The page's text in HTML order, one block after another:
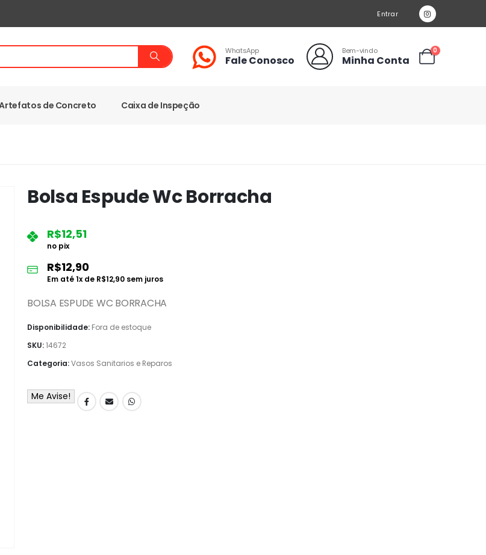
Entrar
WhatsApp
Fale Conosco
Bem-vindo
Minha Conta
0
de Concreto Caixa de Inspeção
Bolsa Espude Wc Borracha
R$12,51
no pix
R$12,90
Em até1x de R$12,90 sem juros
BOLSA ESPUDE WC BORRACHA
Disponibilidade: Fora de estoque
SKU:14672
Categoria:Vasos Sanitarios e Reparos
Me Avise!